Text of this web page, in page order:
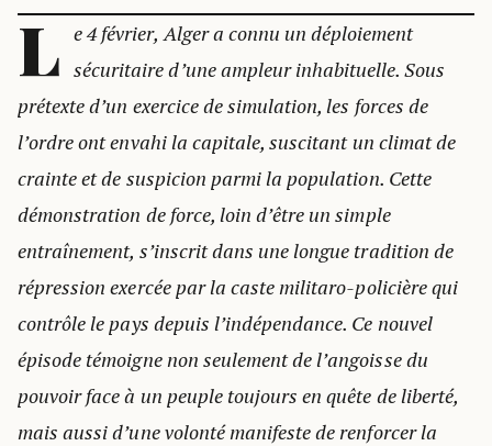
L e 4 février, Alger a connu un déploiement
sécuritaire d’une ampleur inhabituelle. Sous
prétexte d’un exercice de simulation, les forces de
l’ordre ont envahi la capitale, suscitant un climat de
crainte et de suspicion parmi la population. Cette
démonstration de force, loin d’être un simple
entraînement, s’inscrit dans une longue tradition de
répression exercée par la caste militaro-policière qui
contrôle le pays depuis l’indépendance. Ce nouvel
épisode témoigne non seulement de l’angoisse du
pouvoir face à un peuple toujours en quête de liberté,
mais aussi d’une volonté manifeste de renforcer la